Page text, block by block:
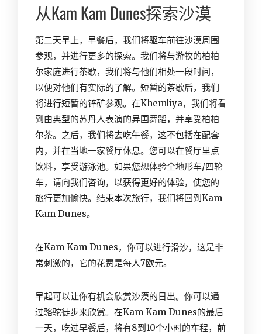
从Kam Kam Dunes探索沙漠
第二天早上，早餐后，我们将驱车前往沙漠周围
参观，并进行更多的探索。我们将与游牧的柏柏
尔家庭进行茶歇，我们将与他们相处一段时间，
以便对他们有实际的了解。短暂的茶歇后，我们
将进行短暂的锌矿参观。在Khemliya，我们将看
到由典型的苏丹人表演的异国舞蹈，并享受柏柏
尔茶。之后，我们将去吃午餐，这不包括在配套
内，并在当地一家餐厅休息。您可以在餐厅里点
饮料，享受游泳池。如果您想体验全地形车/四轮
车，请向我们咨询，以获得更好的体验，使您的
旅行更加愉快。结束本次旅行，我们将回到Kam
Kam Dunes。
在Kam Kam Dunes，你可以进行滑沙，这是非
常刺激的，它的花费是每人7欧元。
早起可以让你有机会欣赏沙漠的日出。你可以通
过骆驼徒步来欣赏。在Kam Kam Dunes的最后
一天，吃过早餐后，将有8到10个小时的车程，前